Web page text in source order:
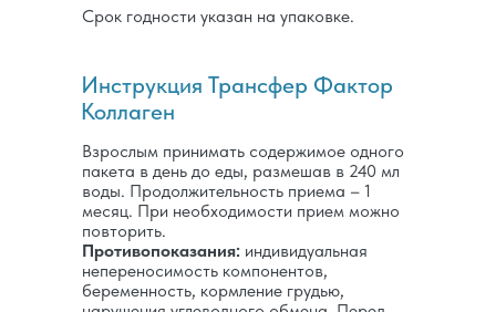
Срок годности указан на упаковке.
Инструкция Трансфер Фактор
Коллаген
Взрослым принимать содержимое одного
пакета в день до еды, размешав в 240 мл
воды. Продолжительность приема – 1
месяц. При необходимости прием можно
повторить.
Противопоказания: индивидуальная
непереносимость компонентов,
беременность, кормление грудью,